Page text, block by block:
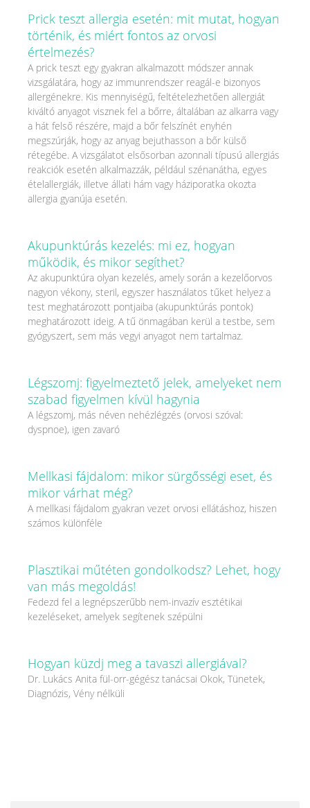
Prick teszt allergia esetén: mit mutat, hogyan
történik, és miért fontos az orvosi
értelmezés?
A prick teszt egy gyakran alkalmazott módszer annak
vizsgálatára, hogy az immunrendszer reagál-e bizonyos
allergénekre. Kis mennyiségű, feltételezhetően allergiát
kiváltó anyagot visznek fel a bőrre, általában az alkarra vagy
a hát felső részére, majd a bőr felszínét enyhén
megszúrják, hogy az anyag bejuthasson a bőr külső
rétegébe. A vizsgálatot elsősorban azonnali típusú allergiás
reakciók esetén alkalmazzák, például szénanátha, egyes
ételallergiák, illetve állati hám vagy háziporatka okozta
allergia gyanúja esetén.
Akupunktúrás kezelés: mi ez, hogyan
működik, és mikor segíthet?
Az akupunktúra olyan kezelés, amely során a kezelőorvos
nagyon vékony, steril, egyszer használatos tűket helyez a
test meghatározott pontjaiba (akupunktúrás pontok)
meghatározott ideig. A tű önmagában kerül a testbe, sem
gyógyszert, sem más vegyi anyagot nem tartalmaz.
Légszomj: figyelmeztető jelek, amelyeket nem
szabad figyelmen kívül hagynia
A légszomj, más néven nehézlégzés (orvosi szóval:
dyspnoe), igen zavaró
Mellkasi fájdalom: mikor sürgősségi eset, és
mikor várhat még?
A mellkasi fájdalom gyakran vezet orvosi ellátáshoz, hiszen
számos különféle
Plasztikai műtéten gondolkodsz? Lehet, hogy
van más megoldás!
Fedezd fel a legnépszerűbb nem-invazív esztétikai
kezeléseket, amelyek segítenek szépülni
Hogyan küzdj meg a tavaszi allergiával?
Dr. Lukács Anita fül-orr-gégész tanácsai Okok, Tünetek,
Diagnózis, Vény nélküli